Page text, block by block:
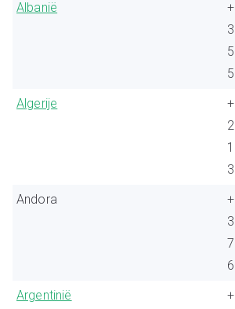
Albanië
+
3
5
5
Algerije
+
2
1
3
Andora
+
3
7
6
Argentinië
+